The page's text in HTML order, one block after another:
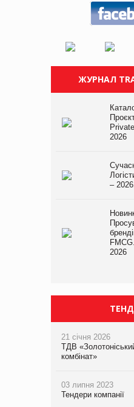
ЖУРНАЛ
2026
–
2026
21 січня 2026
ТДВ
комбінат»
03 липня 2023
Тендери компанії